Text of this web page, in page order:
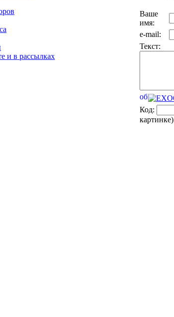
и в рассылках
Ваше
имя:
e-mail:
Текст:
Код:
картинке)